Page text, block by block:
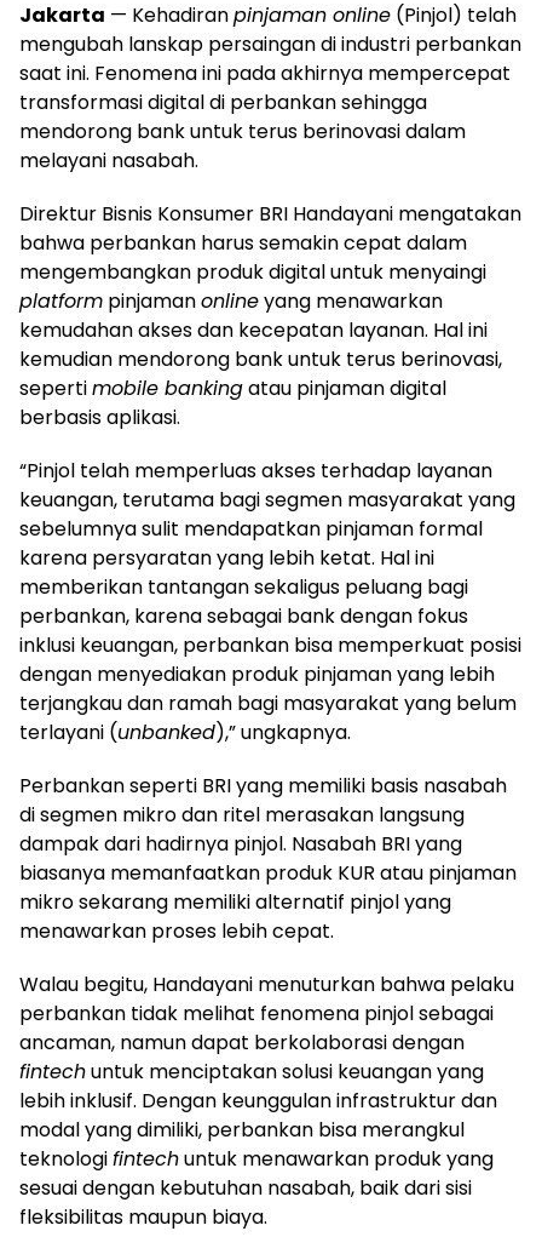
Jakarta — Kehadiranpinjaman online (Pinjol) telah
mengubah lanskap persaingan di industri perbankan
saat ini. Fenomena ini pada akhirnya mempercepat
transformasi digital di perbankan sehingga
mendorong bank untuk terus berinovasi dalam
melayani nasabah.
Direktur Bisnis Konsumer BRI Handayani mengatakan
bahwa perbankan harus semakin cepat dalam
mengembangkan produk digital untuk menyaingi
platform pinjamanonlineyang menawarkan
kemudahan akses dan kecepatan layanan. Hal ini
kemudian mendorong bank untuk terus berinovasi,
sepertimobile bankingatau pinjaman digital
berbasis aplikasi.
“Pinjol telah memperluas akses terhadap layanan
keuangan, terutama bagi segmen masyarakat yang
sebelumnya sulit mendapatkan pinjaman formal
karena persyaratan yang lebih ketat. Hal ini
memberikan tantangan sekaligus peluang bagi
perbankan, karena sebagai bank dengan fokus
inklusi keuangan, perbankan bisa memperkuat posisi
dengan menyediakan produk pinjaman yang lebih
terjangkau dan ramah bagi masyarakat yang belum
terlayani (unbanked),” ungkapnya.
Perbankan seperti BRI yang memiliki basis nasabah
di segmen mikro dan ritel merasakan langsung
dampak dari hadirnya pinjol. Nasabah BRI yang
biasanya memanfaatkan produk KUR atau pinjaman
mikro sekarang memiliki alternatif pinjol yang
menawarkan proses lebih cepat.
Walau begitu, Handayani menuturkan bahwa pelaku
perbankan tidak melihat fenomena pinjol sebagai
ancaman, namun dapat berkolaborasi dengan
fintechuntuk menciptakan solusi keuangan yang
lebih inklusif. Dengan keunggulan infrastruktur dan
modal yang dimiliki, perbankan bisa merangkul
teknologifintechuntuk menawarkan produk yang
sesuai dengan kebutuhan nasabah, baik dari sisi
fleksibilitas maupun biaya.